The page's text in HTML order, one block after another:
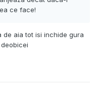
ce face!
de aia tot isi inchide gura